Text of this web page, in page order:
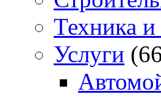
Техника и
Услуги